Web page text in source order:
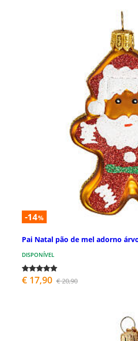
-14%
Pai Natal pão de mel adorno
DISPONÍVEL
€ 17,90 € 20,90